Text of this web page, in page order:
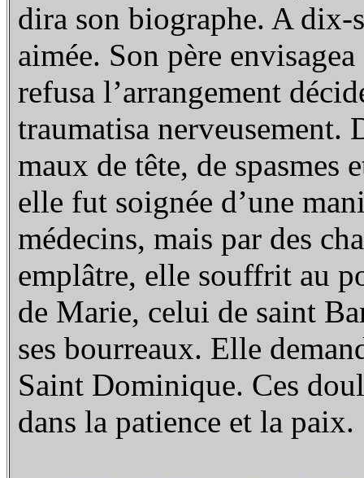
dira son biographe. A dix-
aimée. Son père
refusa l’arrangement
traumatisa nerveusement.
maux de tête, de spasmes
elle fut soignée d’une
médecins, mais par des
emplâtre, elle souffrit au
de Marie, celui de saint
ses bourreaux. Elle
Saint Dominique. Ces
dans la patience et la paix.